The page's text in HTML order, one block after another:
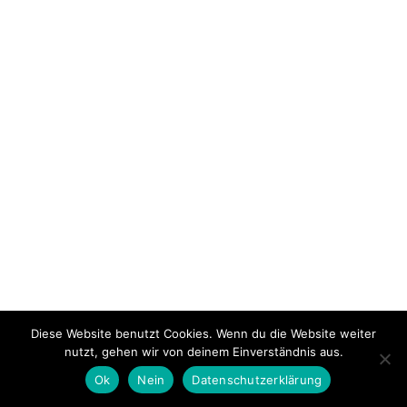
Diese Website benutzt Cookies. Wenn du die Website weiter
nutzt, gehen wir von deinem Einverständnis aus.
Ok
Nein Datenschutzerklärung